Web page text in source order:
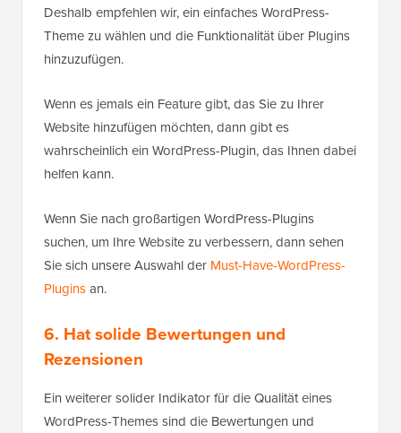
Deshalb empfehlen wir, ein einfaches WordPress-
Theme zu wählen und die Funktionalität über Plugins
hinzuzufügen.
Wenn es jemals ein Feature gibt, das Sie zu Ihrer
Website hinzufügen möchten, dann gibt es
wahrscheinlich ein WordPress-Plugin, das Ihnen dabei
helfen kann.
Wenn Sie nach großartigen WordPress-Plugins
suchen, um Ihre Website zu verbessern, dann sehen
Sie sich unsere Auswahl der Must-Have-WordPress-
Pluginsan.
6. Hat solide Bewertungen und
Rezensionen
Ein weiterer solider Indikator für die Qualität eines
WordPress-Themes sind die Bewertungen und